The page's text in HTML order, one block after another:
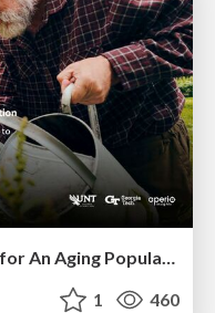
Leveraging Curiosity to Care for An Aging Population
1 460